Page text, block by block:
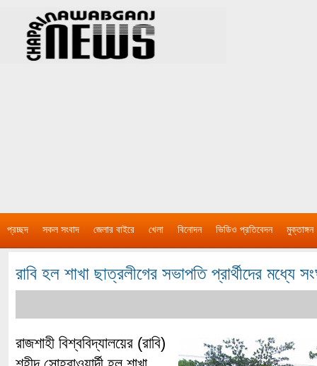
প্রচ্ছদ সকল সংবাদ জেলার বাইরে খেলা বিনোদন ভিডিও প্রতিবেদন মুক্তাঙ্গন
রাবি হল শাখা ছাত্রলীগের সভাপতি প্রার্থীদের মধ্যে
রাজশাহী বিশ্ববিদ্যালয়ের (রাবি)